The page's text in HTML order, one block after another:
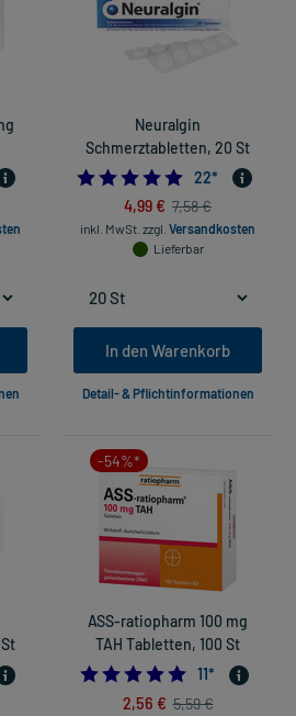
Neuralgin
Schmerztabletten, 20 St
22*
4,99 € 7,58 €
inkl. MwSt. zzgl. Versandkosten
Lieferbar
In den Warenkorb
Detail- & Pflichtinformationen
-54%*
ASS-ratiopharm 100 mg
TAH Tabletten, 100 St
11*
2,56 € 5,59 €